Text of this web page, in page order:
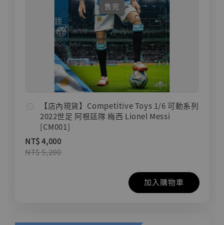
售完
【店內現貨】Competitive Toys 1/6 可動系列
2022世足 阿根廷隊 梅西 Lionel Messi
[CM001]
NT$ 4,000
NT$ 5,200
加入購物車